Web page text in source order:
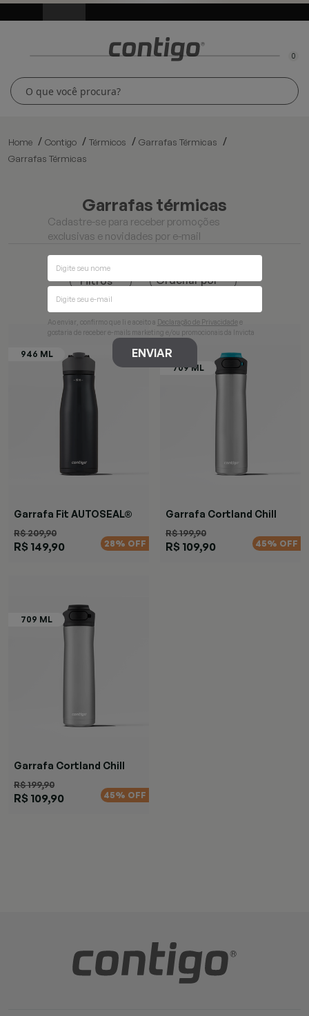
0
Home Contigo Térmicos
Garrafas Térmicas
Garrafas Térmicas
garrafas térmicas
Filtros Ordenar por
Garrafa Fit AUTOSEAL®
R$ 209,90
R$ 149,90 28% OFF
Garrafa Cortland Chill
R$ 199,90
R$ 109,90 45% OFF
Garrafa Cortland Chill
R$ 199,90
R$ 109,90 45% OFF
Cadastre-se para receber promoções
exclusivas e novidades por e-mail
Ao enviar, confirmo que li e aceito a Declaração de Privacidadee
gostaria de receber e-mails marketing e/ou promocionais da Invicta
ENVIAR